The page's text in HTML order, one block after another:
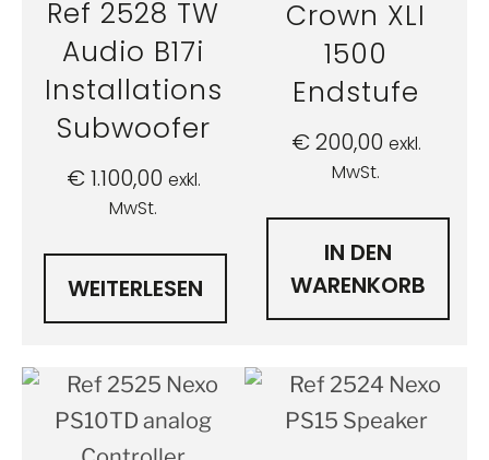
Ref 2528 TW
Audio B17i
Installations
Subwoofer
€1.100,00 exkl.
MwSt.
WEITERLESEN
Crown XLI
1500
Endstufe
€200,00 exkl.
MwSt.
IN DEN
WARENKORB